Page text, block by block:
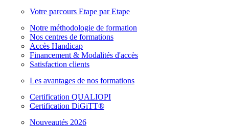
Votre parcours Etape par Etape
Notre méthodologie de formation
Nos centres de formations
Accès Handicap
Financement & Modalités d'accès
Satisfaction clients
Les avantages de nos formations
Certification QUALIOPI
Certification DiGiTT®
Nouveautés 2026